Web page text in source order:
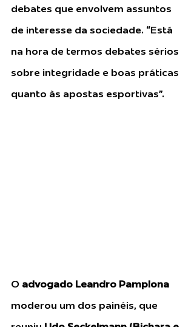
debates que envolvem assuntos
de interesse da sociedade. “Está
na hora de termos debates sérios
sobre integridade e boas práticas
quanto às apostas esportivas”.
O advogado Leandro Pamplona
moderou um dos painéis, que